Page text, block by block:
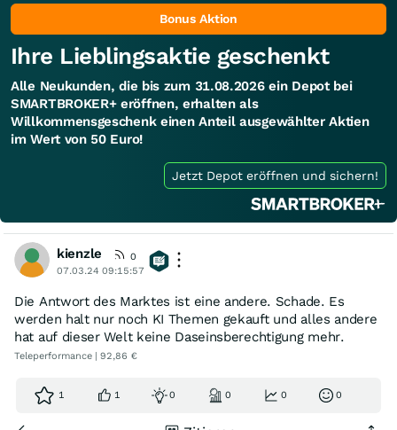
Bonus Aktion
Ihre Lieblingsaktie geschenkt
Alle Neukunden, die bis zum 31.08.2026 ein Depot bei
SMARTBROKER+ eröffnen, erhalten als
Willkommensgeschenk einen Anteil ausgewählter Aktien
im Wert von 50 Euro!
Jetzt Depot eröffnen und sichern!
kienzle
0
07.03.24 09:15:57
Die Antwort des Marktes ist eine andere. Schade. Es
werden halt nur noch KI Themen gekauft und alles andere
hat auf dieser Welt keine Daseinsberechtigung mehr.
Teleperformance | 92,86 €
1 1 0 0 0 0